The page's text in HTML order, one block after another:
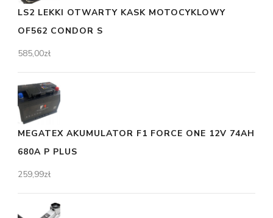
LS2 LEKKI OTWARTY KASK MOTOCYKLOWY
OF562 CONDOR S
585,00zł
MEGATEX AKUMULATOR F1 FORCE ONE 12V 74AH
680A P PLUS
259,99zł